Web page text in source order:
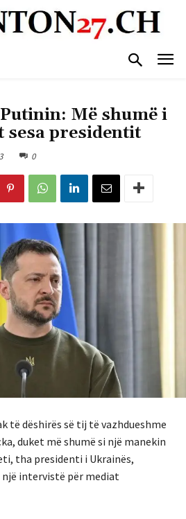
Më shumë i
sesa presidentit
0
të dëshirës së tij të vazhdueshme
duket më shumë si një manekin
tha presidenti i Ukrainës,
një intervistë për mediat